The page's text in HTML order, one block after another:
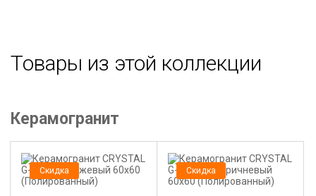
Товары из этой коллекции
Керамогранит
Скидка Скидка